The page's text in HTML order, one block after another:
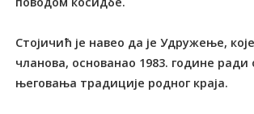
Стојичић је навео да је Удружење,
чланова, основанао 1983. године
његовања традиције родног краја.